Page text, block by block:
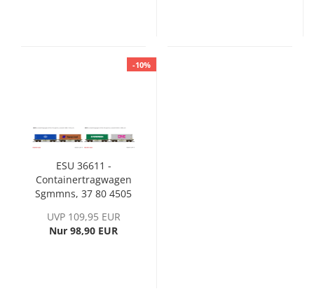
-10%
ESU 36611 -
Containertragwagen
Sgmmns, 37 80 4505
392-3, D-AAEC, Ep. VI
UVP 109,95 EUR
Nur 98,90 EUR